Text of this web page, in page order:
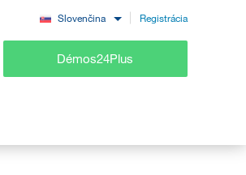
Slovenčina Registrácia
Démos24Plus